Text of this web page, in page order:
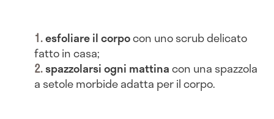
esfoliare il corpocon uno scrub delicato
fatto in casa;
spazzolarsi ogni mattinacon una spazzola
a setole morbide adatta per il corpo.